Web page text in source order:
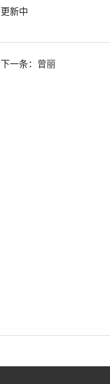
更新中
下一条： 曾丽